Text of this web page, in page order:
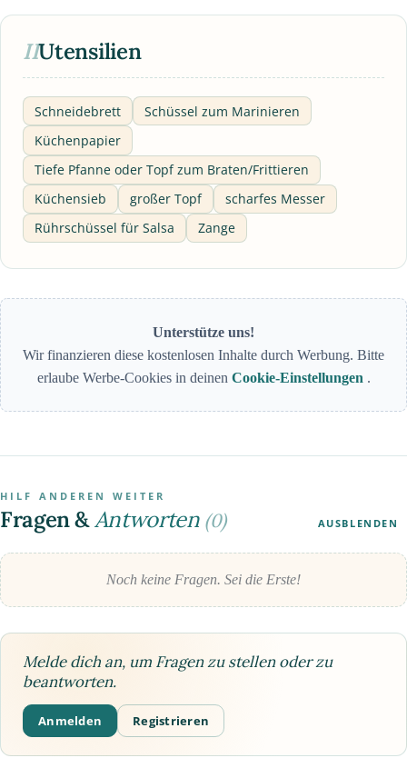
IIUtensilien
Schneidebrett
Schüssel zum Marinieren
Küchenpapier
Tiefe Pfanne oder Topf zum Braten/Frittieren
Küchensieb
großer Topf
scharfes Messer
Rührschüssel für Salsa
Zange
Unterstütze uns!
Wir finanzieren diese kostenlosen Inhalte durch Werbung. Bitte
erlaube Werbe-Cookies in deinen Cookie-Einstellungen .
HILF ANDEREN WEITER
Fragen &Antworten (0) AUSBLENDEN
Noch keine Fragen. Sei die Erste!
Melde dich an, um Fragen zu stellen oder zu
beantworten.
Anmelden Registrieren